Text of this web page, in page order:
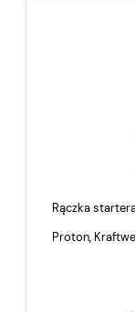
Rączka
Proton,